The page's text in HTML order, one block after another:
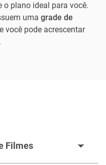
o plano ideal para você.
uma grade de
você pode acrescentar
Filmes